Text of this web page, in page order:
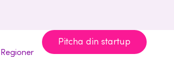
Regioner
Pitcha din startup